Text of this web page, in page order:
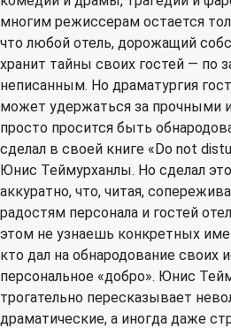
многим режиссерам остается
что любой отель, дорожащий
хранит тайны своих гостей — по
неписанным. Но драматургия
может удержаться за прочными
просто просится быть
сделал в своей книге «Do not
Юнис Теймурханлы. Но сделал
аккуратно, что, читая,
радостям персонала и гостей
этом не узнаешь конкретных
кто дал на обнародование своих
персональное «добро». Юнис
трогательно пересказывает
драматические, а иногда даже